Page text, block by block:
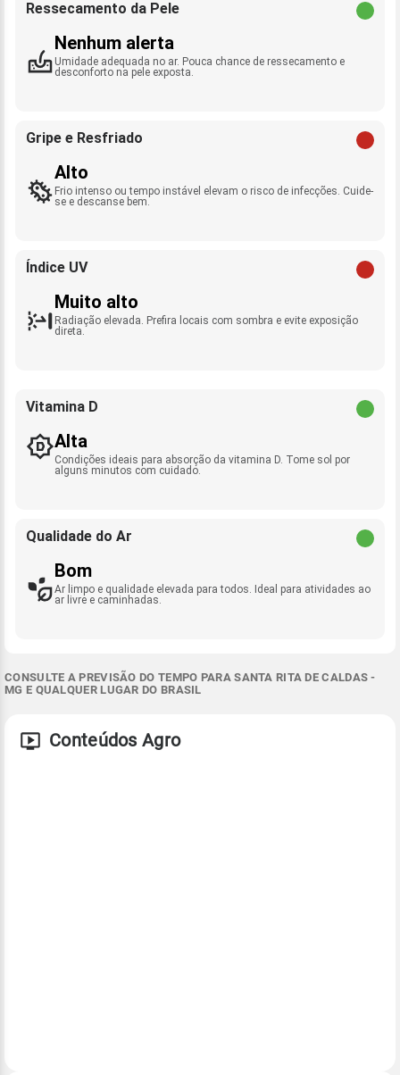
Ressecamento da Pele
Nenhum alerta
Umidade adequada no ar. Pouca chance de ressecamento e
desconforto na pele exposta.
Gripe e Resfriado
Alto
Frio intenso ou tempo instável elevam o risco de infecções. Cuide-
se e descanse bem.
Índice UV
Muito alto
Radiação elevada. Prefira locais com sombra e evite exposição
direta.
Vitamina D
Alta
Condições ideais para absorção da vitamina D. Tome sol por
alguns minutos com cuidado.
Qualidade do Ar
Bom
Ar limpo e qualidade elevada para todos. Ideal para atividades ao
ar livre e caminhadas.
CONSULTE A PREVISÃO DO TEMPO PARA SANTA RITA DE CALDAS -
MG E QUALQUER LUGAR DO BRASIL
Conteúdos Agro